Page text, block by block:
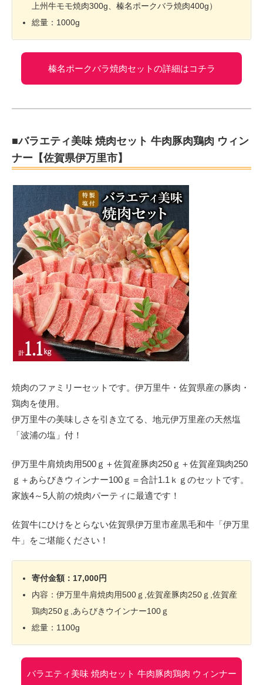
上州牛モモ焼肉300g、榛名ポークバラ焼肉400g）
総量：1000g
榛名ポークバラ焼肉セットの詳細はコチラ
■バラエティ美味 焼肉セット 牛肉豚肉鶏肉 ウィン
ナー【佐賀県伊万里市】
焼肉のファミリーセットです。伊万里牛・佐賀県産の豚肉・
鶏肉を使用。
伊万里牛の美味しさを引き立てる、地元伊万里産の天然塩
「波浦の塩」付！
伊万里牛肩焼肉用500ｇ＋佐賀産豚肉250ｇ＋佐賀産鶏肉250
ｇ＋あらびきウィンナー100ｇ＝合計1.1ｋｇのセットです。
家族4～5人前の焼肉パーティに最適です！
佐賀牛にひけをとらない佐賀県伊万里市産黒毛和牛「伊万里
牛」をご堪能ください！
寄付金額：17,000円
内容：伊万里牛肩焼肉用500ｇ,佐賀産豚肉250ｇ,佐賀産
鶏肉250ｇ,あらびきウインナー100ｇ
総量：1100g
バラエティ美味 焼肉セット 牛肉豚肉鶏肉 ウィンナー